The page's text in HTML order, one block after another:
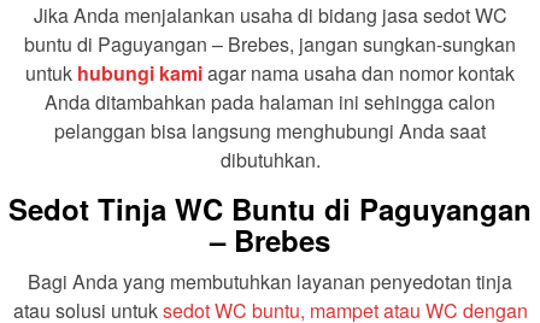
Jika Anda menjalankan usaha di bidang jasa sedot WC
buntu di Paguyangan – Brebes, jangan sungkan-sungkan
untuk hubungi kamiagar nama usaha dan nomor kontak
Anda ditambahkan pada halaman ini sehingga calon
pelanggan bisa langsung menghubungi Anda saat
dibutuhkan.
Sedot Tinja WC Buntu di Paguyangan
– Brebes
Bagi Anda yang membutuhkan layanan penyedotan tinja
atau solusi untuksedot WC buntu, mampet atau WC dengan